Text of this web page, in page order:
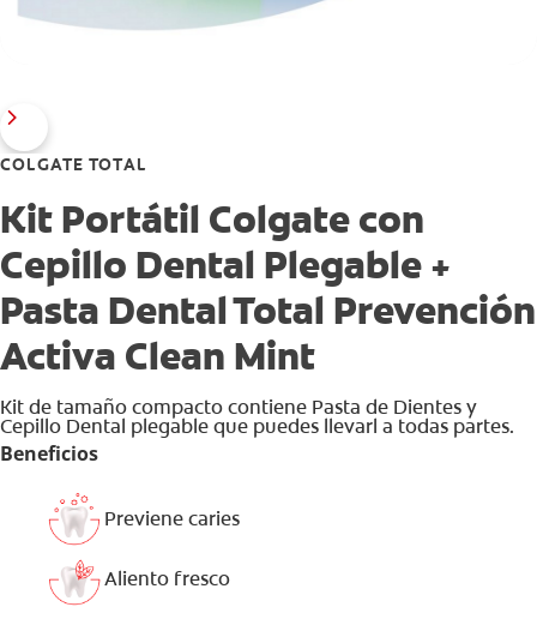
COLGATE TOTAL
Kit Portátil Colgate con
Cepillo Dental Plegable +
Pasta Dental Total Prevención
Activa Clean Mint
Kit de tamaño compacto contiene Pasta de Dientes y
Cepillo Dental plegable que puedes llevarl a todas partes.
Beneficios
Previene caries
Aliento fresco